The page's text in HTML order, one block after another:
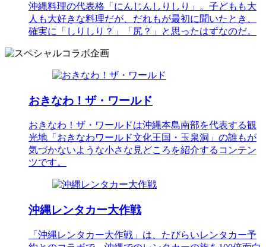
沖縄料理の代表格「にんじんしりしり」。子どもも大
人も大好きな料理だが、だれもが最初に聞いたとき、
確実に「しりしり？」「尻？」と思ったはずなのだ。
おきなわ！ザ・ワールド
おきなわ！ザ・ワールドは沖縄本島南部を代表する観
光地「おきなわワールド文化王国・玉泉洞」の誰もが
気づかないような小さな見どころを紹介するコンテン
ツです。
沖縄レンタカー大作戦
「沖縄レンタカー大作戦」は、たびらいレンタカー予